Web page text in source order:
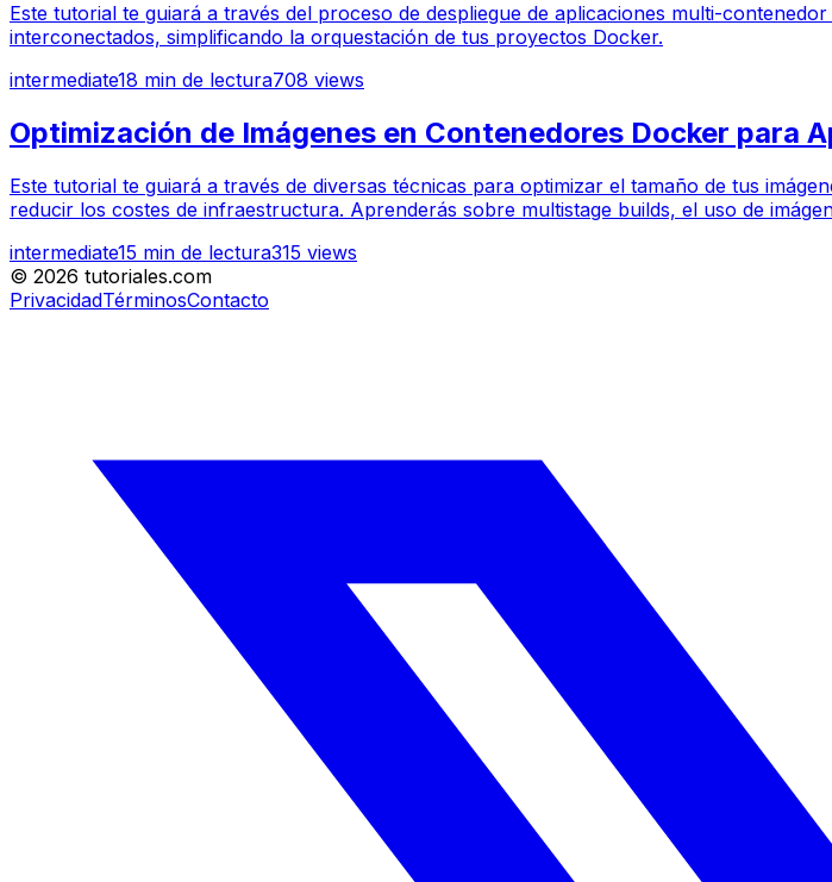
Este tutorial te guiará a través del proceso de despliegue de aplicaciones multi-
interconectados, simplificando la orquestación de tus proyectos Docker.
intermediate18 min de lectura708 views
Optimización de Imágenes en Contenedores Docker para
Este tutorial te guiará a través de diversas técnicas para optimizar el tamaño de tus
reducir los costes de infraestructura. Aprenderás sobre multistage builds, el uso de
intermediate15 min de lectura315 views
© 2026 tutoriales.com
PrivacidadTérminosContacto